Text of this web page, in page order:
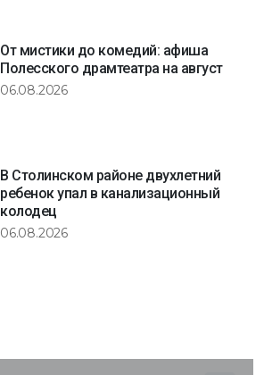
От мистики до комедий: афиша
Полесского драмтеатра на август
06.08.2026
В Столинском районе двухлетний
ребенок упал в канализационный
колодец
06.08.2026